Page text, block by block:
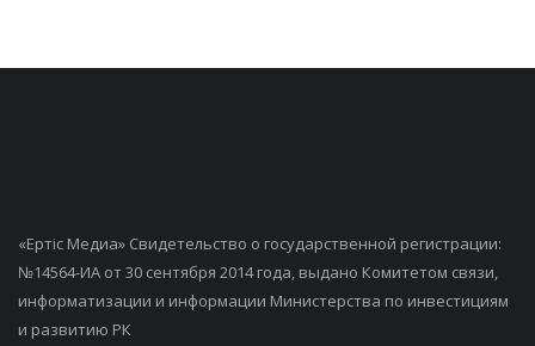
«Ертiс Медиа» Свидетельство о государственной регистрации:
№14564-ИА от 30 сентября 2014 года, выдано Комитетом связи,
информатизации и информации Министерства по инвестициям
и развитию РК